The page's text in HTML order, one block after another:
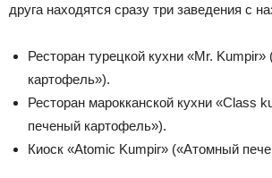
друга находятся сразу три заведения с
Ресторан турецкой кухни «Mr.
картофель»).
Ресторан марокканской кухни «Class
печеный картофель»).
Киоск «Atomic Kumpir» («Атомный